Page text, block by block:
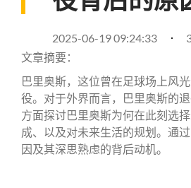
2025-06-19 09:24:33
文章摘要：
巴里奥斯，这位曾在足球场上风
役。对于外界而言，巴里奥斯的
方面探讨巴里奥斯为何在此刻选
成、以及对未来生活的规划。通
因及其深思熟虑的背后动机。